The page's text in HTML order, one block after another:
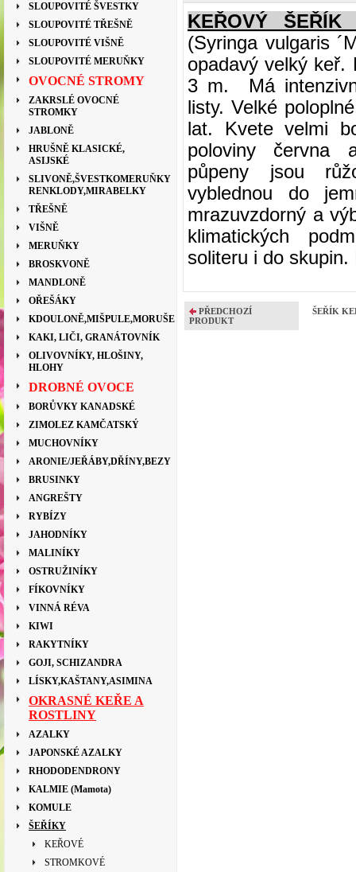
SLOUPOVITÉ ŠVESTKY
SLOUPOVITÉ TŘEŠNĚ
SLOUPOVITÉ VIŠNĚ
SLOUPOVITÉ MERUŇKY
OVOCNÉ STROMY
ZAKRSLÉ OVOCNÉ
STROMKY
JABLONĚ
HRUŠNĚ KLASICKÉ,
ASIJSKÉ
SLIVONĚ,ŠVESTKOMERUŇKY
RENKLODY,MIRABELKY
TŘEŠNĚ
VIŠNĚ
MERUŇKY
BROSKVONĚ
MANDLONĚ
OŘEŠÁKY
KDOULONĚ,MIŠPULE,MORUŠE
KAKI, LIČI, GRANÁTOVNÍK
OLIVOVNÍKY, HLOŠINY,
HLOHY
DROBNÉ OVOCE
BORŮVKY KANADSKÉ
ZIMOLEZ KAMČATSKÝ
MUCHOVNÍKY
ARONIE/JEŘÁBY,DŘÍNY,BEZY
BRUSINKY
ANGREŠTY
RYBÍZY
JAHODNÍKY
MALINÍKY
OSTRUŽINÍKY
FÍKOVNÍKY
VINNÁ RÉVA
KIWI
RAKYTNÍKY
GOJI, SCHIZANDRA
LÍSKY,KAŠTANY,ASIMINA
OKRASNÉ KEŘE A
ROSTLINY
AZALKY
JAPONSKÉ AZALKY
RHODODENDRONY
KALMIE (Mamota)
KOMULE
ŠEŘÍKY
KEŘOVÉ
STROMKOVÉ
KEŘOVÝ ŠEŘÍK
(Syringa vulgaris
opadavý velký
3 m. Má
listy. Velké
lat. Kvete velmi
poloviny června
půpeny jsou
vyblednou do
mrazuvzdorný a
klimatických
soliteru i do
PŘEDCHOZÍ
PRODUKT
ŠEŘÍK